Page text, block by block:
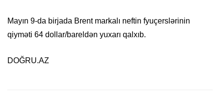
Mayın 9-da birjada Brent markalı neftin fyuçerslərinin
qiyməti 64 dollar/bareldən yuxarı qalxıb.
DOĞRU.AZ